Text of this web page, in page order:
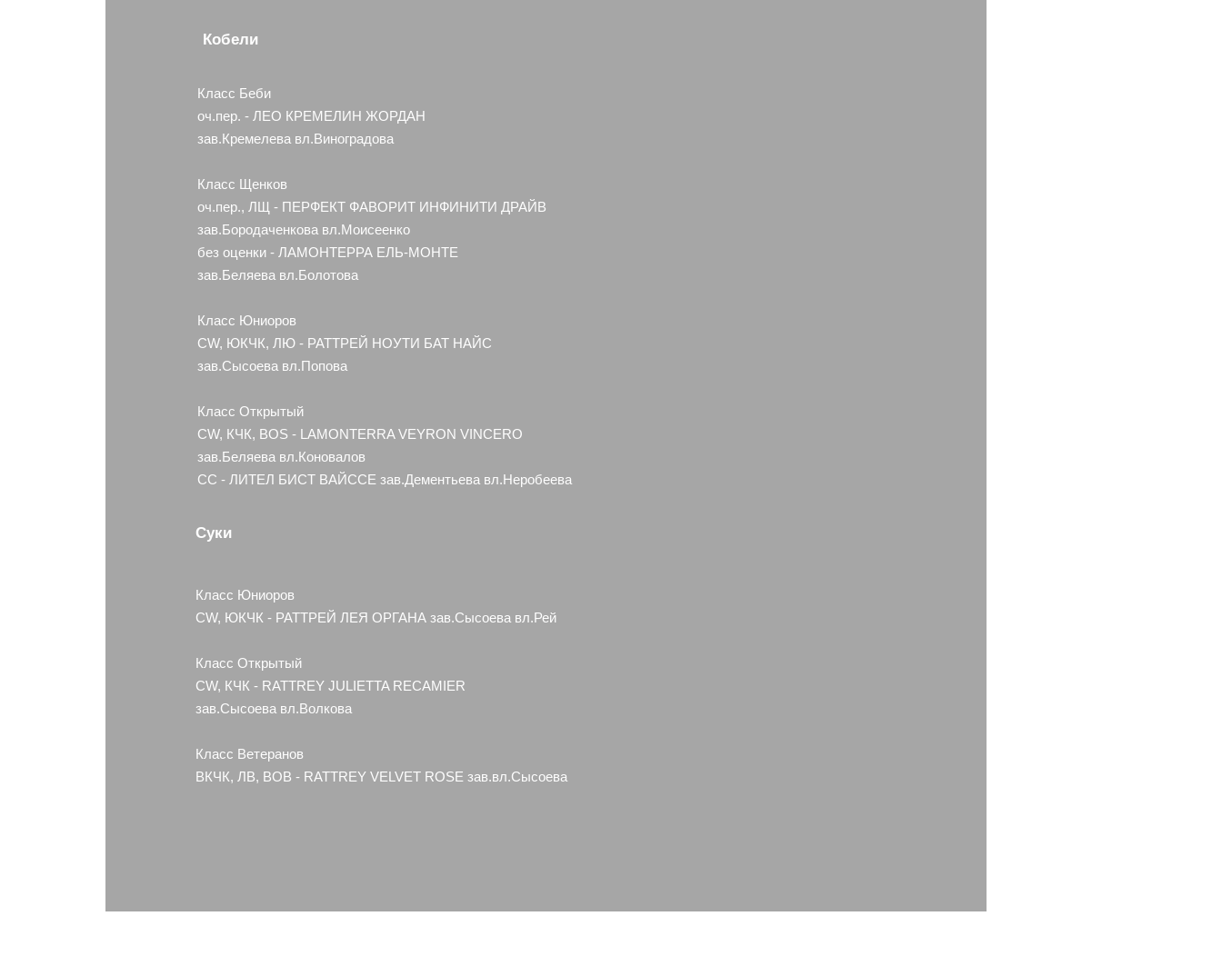
Суки
Класс Юниоров
CW, ЮКЧК - РАТТРЕЙ ЛЕЯ ОРГАНА зав.Сысоева вл.Рей
Класс Открытый
CW, КЧК - RATTREY JULIETTA RECAMIER
зав.Сысоева вл.Волкова
Класс Ветеранов
ВКЧК, ЛВ, ВОВ - RATTREY VELVET ROSE зав.вл.Сысоева
Класс Беби
оч.пер. - ЛЕО КРЕМЕЛИН ЖОРДАН
зав.Кремелева вл.Виноградова
Класс Щенков
оч.пер., ЛЩ - ПЕРФЕКТ ФАВОРИТ ИНФИНИТИ ДРАЙВ
зав.Бородаченкова вл.Моисеенко
без оценки - ЛАМОНТЕРРА ЕЛЬ-МОНТЕ
зав.Беляева вл.Болотова
Класс Юниоров
CW, ЮКЧК, ЛЮ - РАТТРЕЙ НОУТИ БАТ НАЙС
зав.Сысоева вл.Попова
Класс Открытый
CW, КЧК, BOS - LAMONTERRA VEYRON VINCERO
зав.Беляева вл.Коновалов
СС - ЛИТЕЛ БИСТ ВАЙССЕ зав.Дементьева вл.Неробеева
Кобели